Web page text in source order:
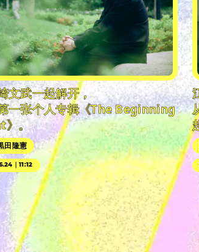
文武一起解开，
一张个人专辑《The Beginning
》。
田隆憲
｜11:12